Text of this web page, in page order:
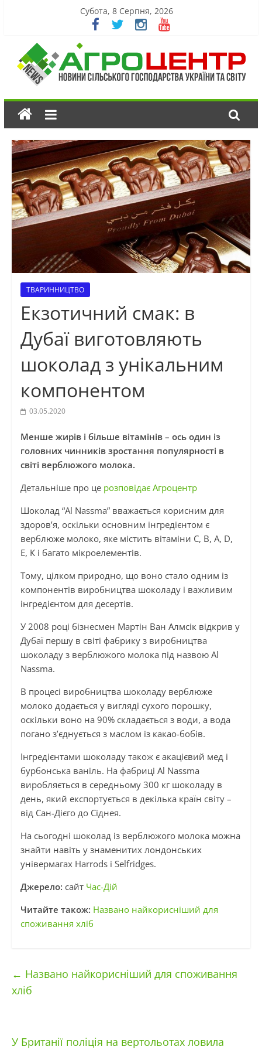
Субота, 8 Серпня, 2026
ТВАРИННИЦТВО
Екзотичний смак: в
Дубаї виготовляють
шоколад з унікальним
компонентом
03.05.2020
Менше жирів і більше вітамінів – ось один із
головних чинників зростання популярності в
світі верблюжого молока.
Детальніше про це розповідає Агроцентр
Шоколад “Al Nassma” вважається корисним для
здоров’я, оскільки основним інгредієнтом є
верблюже молоко, яке містить вітаміни С, В, А, D,
Е, К і багато мікроелементів.
Тому, цілком природно, що воно стало одним із
компонентів виробництва шоколаду і важливим
інгредієнтом для десертів.
У 2008 році бізнесмен Мартін Ван Алмсік відкрив у
Дубаї першу в світі фабрику з виробництва
шоколаду з верблюжого молока під назвою Al
Nassma.
В процесі виробництва шоколаду верблюже
молоко додається у вигляді сухого порошку,
оскільки воно на 90% складається з води, а вода
погано з’єднується з маслом із какао-бобів.
Інгредієнтами шоколаду також є акацієвий мед і
бурбонська ваніль. На фабриці Al Nassma
виробляється в середньому 300 кг шоколаду в
день, який експортується в декілька країн світу –
від Сан-Дієго до Сіднея.
На сьогодні шоколад із верблюжого молока можна
знайти навіть у знаменитих лондонських
універмагах Harrods і Selfridges.
Джерело: сайт Час-Дій
Читайте також: Названо найкорисніший для
споживання хліб
← Названо найкорисніший для споживання
хліб
У Британії поліція на вертольотах ловила